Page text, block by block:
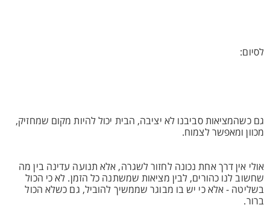
לסיום:
גם כשהמציאות סביבנו לא יציבה, הבית יכול להיות מקום שמחזיק,
מכוון ומאפשר לצמוח.
אולי אין דרך אחת נכונה לחזור לשגרה, אלא תנועה עדינה בין מה
שחשוב לנו כהורים, לבין מציאות שמשתנה כל הזמן. לא כי הכול
בשליטה - אלא כי יש בו מבוגר שממשיך להוביל, גם כשלא הכול
ברור.